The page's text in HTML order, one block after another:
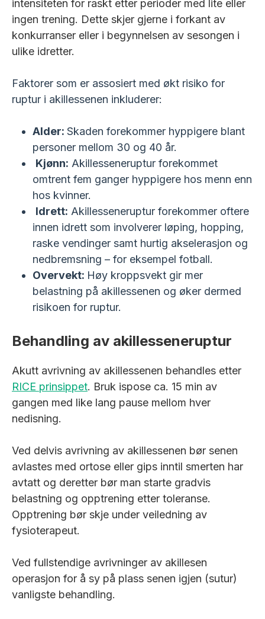
intensiteten for raskt etter perioder med lite eller
ingen trening. Dette skjer gjerne i forkant av
konkurranser eller i begynnelsen av sesongen i
ulike idretter.
Faktorer som er assosiert med økt risiko for
ruptur i akillessenen inkluderer:
Alder: Skaden forekommer hyppigere blant
personer mellom 30 og 40 år.
Kjønn: Akillesseneruptur forekommet
omtrent fem ganger hyppigere hos menn enn
hos kvinner.
Idrett: Akillesseneruptur forekommer oftere
innen idrett som involverer løping, hopping,
raske vendinger samt hurtig akselerasjon og
nedbremsning – for eksempel fotball.
Overvekt: Høy kroppsvekt gir mer
belastning på akillessenen og øker dermed
risikoen for ruptur.
Behandling av akillesseneruptur
Akutt avrivning av akillessenen behandles etter
RICE prinsippet. Bruk ispose ca. 15 min av
gangen med like lang pause mellom hver
nedisning.
Ved delvis avrivning av akillessenen bør senen
avlastes med ortose eller gips inntil smerten har
avtatt og deretter bør man starte gradvis
belastning og opptrening etter toleranse.
Opptrening bør skje under veiledning av
fysioterapeut.
Ved fullstendige avrivninger av akillesen
operasjon for å sy på plass senen igjen (sutur)
vanligste behandling.